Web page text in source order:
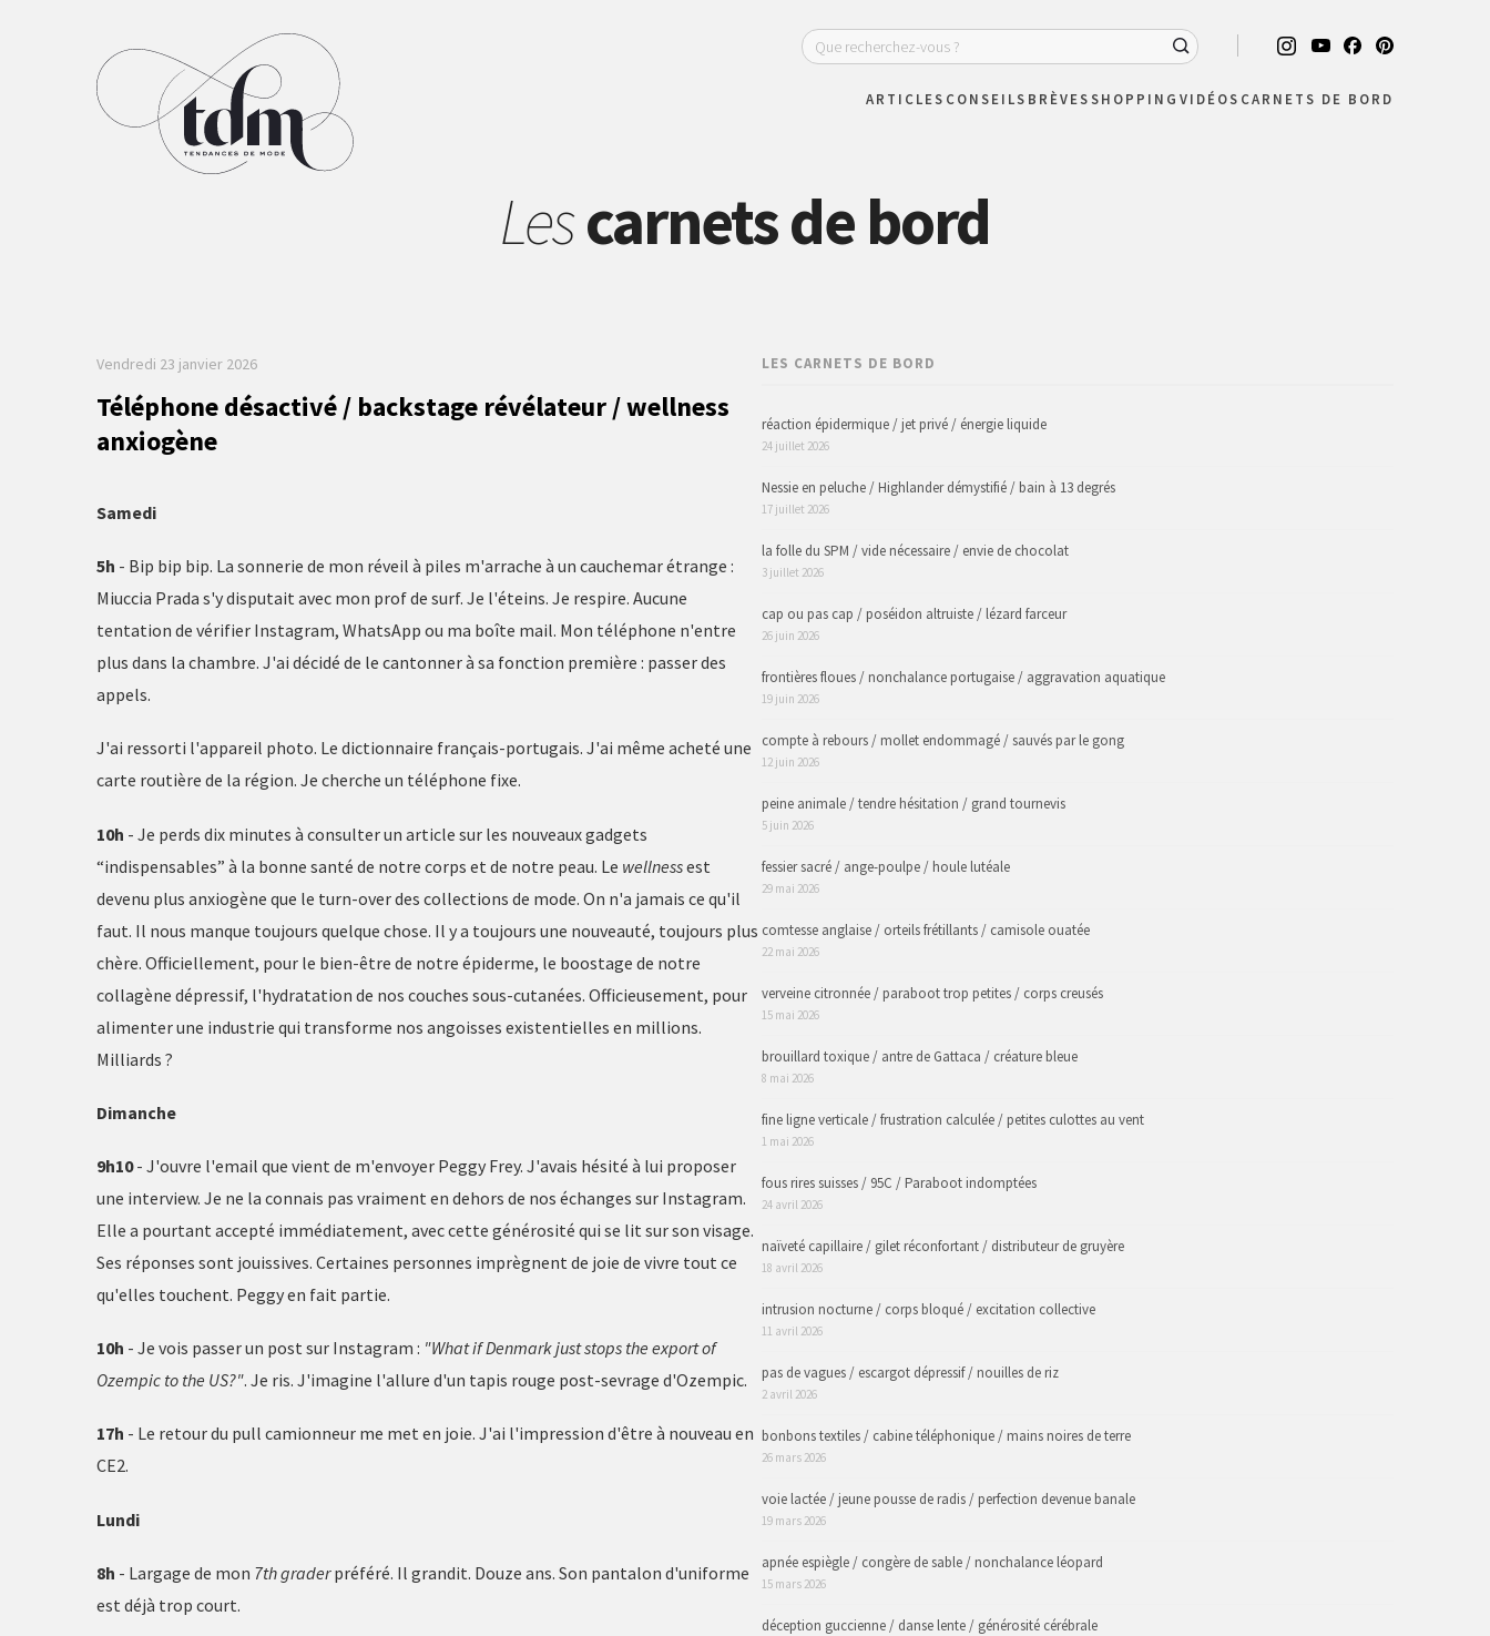
ARTICLES CONSEILS BRÈVESSHOPPING VIDÉOS CARNETS DE BORD
Lescarnets de bord
Vendredi 23 janvier 2026
Téléphone désactivé / backstage révélateur / wellness
anxiogène
Samedi
5h - Bip bip bip. La sonnerie de mon réveil à piles m'arrache à un cauchemar étrange :
Miuccia Prada s'y disputait avec mon prof de surf. Je l'éteins. Je respire. Aucune
tentation de vérifier Instagram, WhatsApp ou ma boîte mail. Mon téléphone n'entre
plus dans la chambre. J'ai décidé de le cantonner à sa fonction première : passer des
appels.
J'ai ressorti l'appareil photo. Le dictionnaire français-portugais. J'ai même acheté une
carte routière de la région. Je cherche un téléphone fixe.
10h - Je perds dix minutes à consulter un article sur les nouveaux gadgets
“indispensables” à la bonne santé de notre corps et de notre peau. Le wellnessest
devenu plus anxiogène que le turn-over des collections de mode. On n'a jamais ce qu'il
faut. Il nous manque toujours quelque chose. Il y a toujours une nouveauté, toujours plus
chère. Officiellement, pour le bien-être de notre épiderme, le boostage de notre
collagène dépressif, l'hydratation de nos couches sous-cutanées. Officieusement, pour
alimenter une industrie qui transforme nos angoisses existentielles en millions.
Milliards ?
Dimanche
9h10- J'ouvre l'email que vient de m'envoyer Peggy Frey. J'avais hésité à lui proposer
une interview. Je ne la connais pas vraiment en dehors de nos échanges sur Instagram.
Elle a pourtant accepté immédiatement, avec cette générosité qui se lit sur son visage.
Ses réponses sont jouissives. Certaines personnes imprègnent de joie de vivre tout ce
qu'elles touchent. Peggy en fait partie.
10h - Je vois passer un post sur Instagram : "What if Denmark just stops the export of
Ozempic to the US?". Je ris. J'imagine l'allure d'un tapis rouge post-sevrage d'Ozempic.
17h - Le retour du pull camionneur me met en joie. J'ai l'impression d'être à nouveau en
CE2.
Lundi
8h - Largage de mon 7th graderpréféré. Il grandit. Douze ans. Son pantalon d'uniforme
est déjà trop court.
LES CARNETS DE BORD
réaction épidermique / jet privé / énergie liquide
24 juillet 2026
Nessie en peluche / Highlander démystifié / bain à 13 degrés
17 juillet 2026
la folle du SPM / vide nécessaire / envie de chocolat
3 juillet 2026
cap ou pas cap / poséidon altruiste / lézard farceur
26 juin 2026
frontières floues / nonchalance portugaise / aggravation aquatique
19 juin 2026
compte à rebours / mollet endommagé / sauvés par le gong
12 juin 2026
peine animale / tendre hésitation / grand tournevis
5 juin 2026
fessier sacré / ange-poulpe / houle lutéale
29 mai 2026
comtesse anglaise / orteils frétillants / camisole ouatée
22 mai 2026
verveine citronnée / paraboot trop petites / corps creusés
15 mai 2026
brouillard toxique / antre de Gattaca / créature bleue
8 mai 2026
fine ligne verticale / frustration calculée / petites culottes au vent
1 mai 2026
fous rires suisses / 95C / Paraboot indomptées
24 avril 2026
naïveté capillaire / gilet réconfortant / distributeur de gruyère
18 avril 2026
intrusion nocturne / corps bloqué / excitation collective
11 avril 2026
pas de vagues / escargot dépressif / nouilles de riz
2 avril 2026
bonbons textiles / cabine téléphonique / mains noires de terre
26 mars 2026
voie lactée / jeune pousse de radis / perfection devenue banale
19 mars 2026
apnée espiègle / congère de sable / nonchalance léopard
15 mars 2026
déception guccienne / danse lente / générosité cérébrale